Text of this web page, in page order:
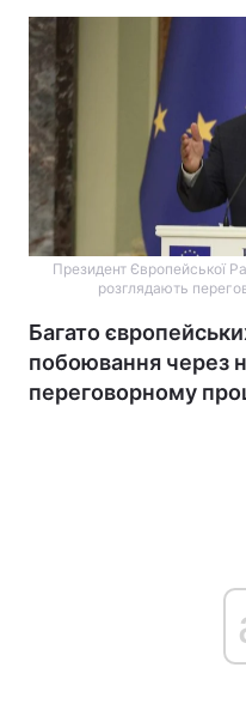
Президент Європейської
розглядають
Багато
побоювання через
переговорному